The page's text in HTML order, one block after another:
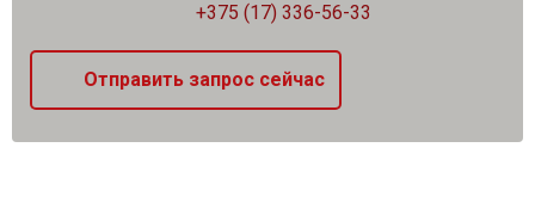
+375 (17) 336-56-33
Отправить запрос сейчас